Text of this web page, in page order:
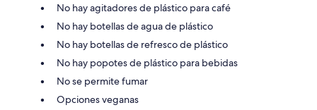
No hay agitadores de plástico para café
No hay botellas de agua de plástico
No hay botellas de refresco de plástico
No hay popotes de plástico para bebidas
No se permite fumar
Opciones veganas